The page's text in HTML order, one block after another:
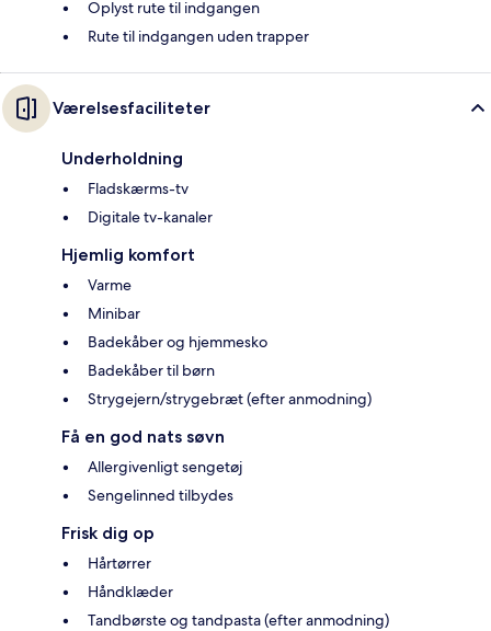
Oplyst rute til indgangen
Rute til indgangen uden trapper
Værelsesfaciliteter
Underholdning
Fladskærms-tv
Digitale tv-kanaler
Hjemlig komfort
Varme
Minibar
Badekåber og hjemmesko
Badekåber til børn
Strygejern/strygebræt (efter anmodning)
Få en god nats søvn
Allergivenligt sengetøj
Sengelinned tilbydes
Frisk dig op
Hårtørrer
Håndklæder
Tandbørste og tandpasta (efter anmodning)